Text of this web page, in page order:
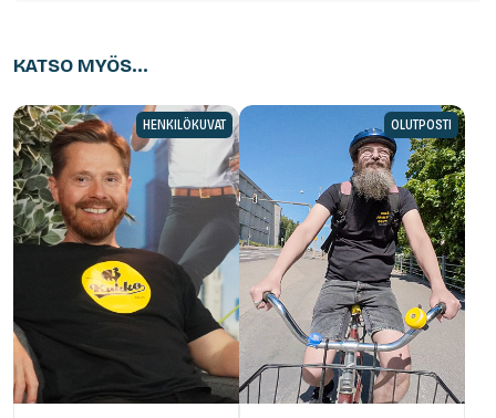
KATSO MYÖS...
HENKILÖKUVAT OLUTPOSTI